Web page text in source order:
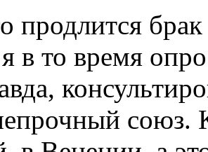
продлится
в то время
союз.